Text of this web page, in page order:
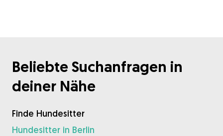
Beliebte Suchanfragen in
deiner Nähe
Finde Hundesitter
Hundesitter in Berlin